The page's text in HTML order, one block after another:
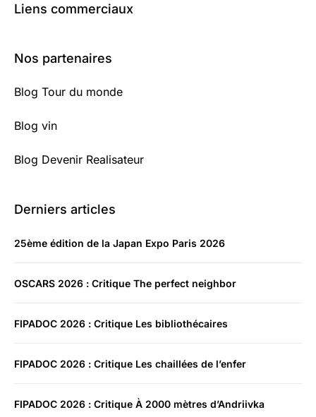
Liens commerciaux
Nos partenaires
Blog Tour du monde
Blog vin
Blog Devenir Realisateur
Derniers articles
25ème édition de la Japan Expo Paris 2026
OSCARS 2026 : Critique The perfect neighbor
FIPADOC 2026 : Critique Les bibliothécaires
FIPADOC 2026 : Critique Les chaillées de l’enfer
FIPADOC 2026 : Critique À 2000 mètres d’Andriivka